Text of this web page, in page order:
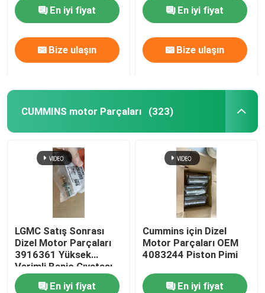
En iyi fiyat
Bize ulaşın
En iyi fiyat
Bize ulaşın
CUMMINS motor Parçaları (323)
LGMC Satış Sonrası
Dizel Motor Parçaları
3916361 Yüksek
Verimli Banjo Cıvatası
En iyi fiyat
Cummins için Dizel
Motor Parçaları OEM
4083244 Piston Pimi
En iyi fiyat